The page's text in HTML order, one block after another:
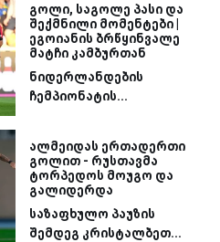
გოლი, საგოლე პასი და
შექმნილი მომენტები |
ეგოიანის ბრწყინვალე
მატჩი კამბურთან
ნიდერლანდების
ჩემპიონატის...
ალმეიდას ერთადერთი
გოლით - რუსთავმა
ტორპედოს მოუგო და
გალიდერდა
საზაფხულო პაუზის
შემდეგ კრისტალბეთ...